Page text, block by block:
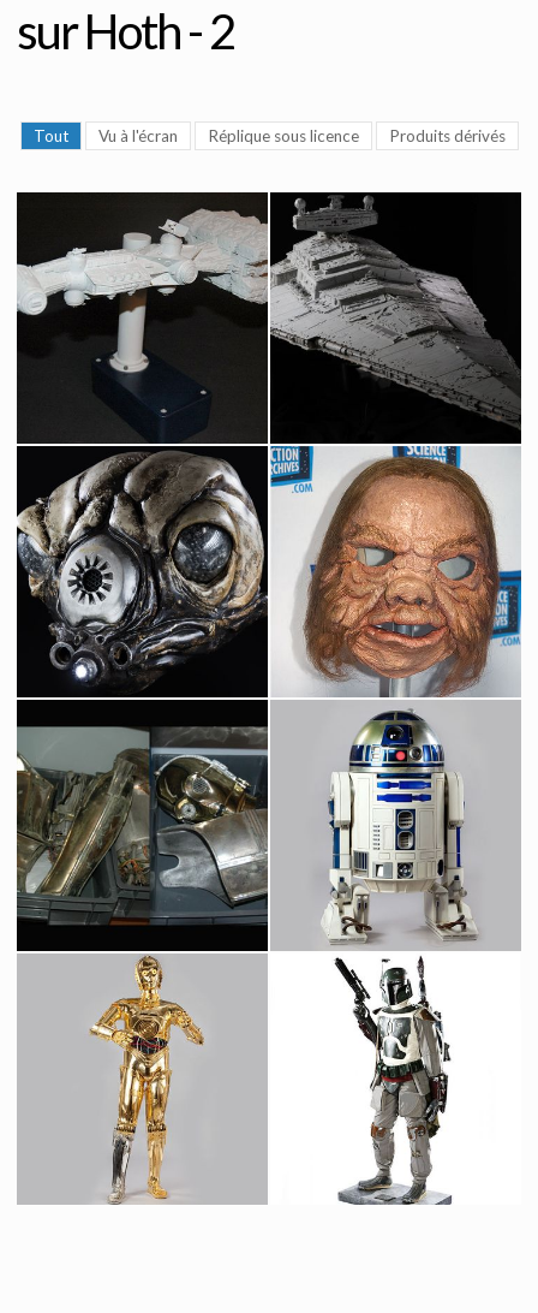
sur Hoth - 2
Tout Vu à l'écran Réplique sous licence Produits dérivés
Maquette originale d'une Corvette Corélienne de Magicam
Vu à l'écran
Maquette originale d'un Star Destroyer construite par Magicam
Vu à l'écran
Tête Originale du Chasseur de Primes Zuckuss de Star Wars
Vu à l'écran
Masque Original d'Ugnaught
Vu à l'écran
Morceaux Originaux de C-3PO de la scène de la ferraille de Bespin de L'Empire Contre-Attaque
Vu à l'écran
Droïde R2-D2 Original
Vu à l'écran